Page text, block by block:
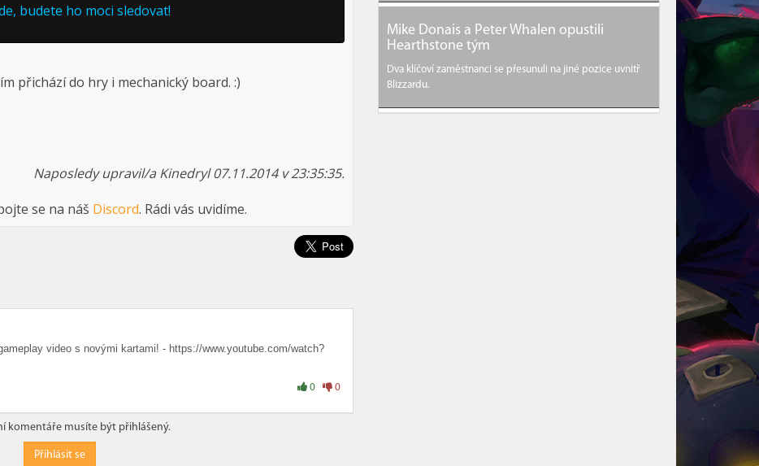
budete ho moci sledovat!
přichází do hry i mechanický board. :)
Naposledy upravil/a Kinedryl 07.11.2014 v 23:35:35.
se na náš Discord. Rádi vás uvidíme.
Mike Donais a Peter Whalen opustili
Hearthstone tým
Dva klíčoví zaměstnanci se přesunuli na jiné pozice uvnitř
Blizzardu.
video s novými kartami! - https://www.youtube.com/watch?
0 0
komentáře musíte být přihlášený.
Přihlásit se